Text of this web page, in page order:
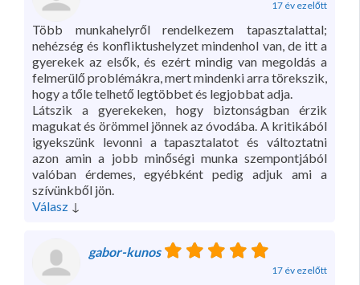
17 év ezelőtt
Több munkahelyről rendelkezem tapasztalattal;
nehézség és konfliktushelyzet mindenhol van, de itt a
gyerekek az elsők, és ezért mindig van megoldás a
felmerülő problémákra, mert mindenki arra törekszik,
hogy a tőle telhető legtöbbet és legjobbat adja.
Látszik a gyerekeken, hogy biztonságban érzik
magukat és örömmel jönnek az óvodába. A kritikából
igyekszünk levonni a tapasztalatot és változtatni
azon amin a jobb minőségi munka szempontjából
valóban érdemes, egyébként pedig adjuk ami a
szívünkből jön.
Válasz ↓
gabor-kunos
17 év ezelőtt